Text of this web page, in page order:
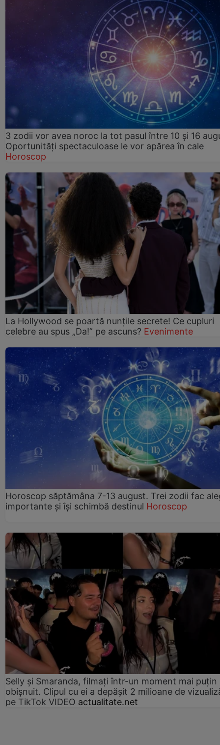
3 zodii vor avea noroc la tot pasul între 10 și 16
Oportunități spectaculoase le vor apărea în cale
Horoscop
La Hollywood se poartă nunțile secrete! Ce cupluri
celebre au spus „Da!” pe ascuns? Evenimente
Horoscop săptămâna 7-13 august. Trei zodii fac
importante și își schimbă destinul Horoscop
Selly și Smaranda, filmați într-un moment mai puțin
obișnuit. Clipul cu ei a depășit 2 milioane de
pe TikTok VIDEO actualitate.net